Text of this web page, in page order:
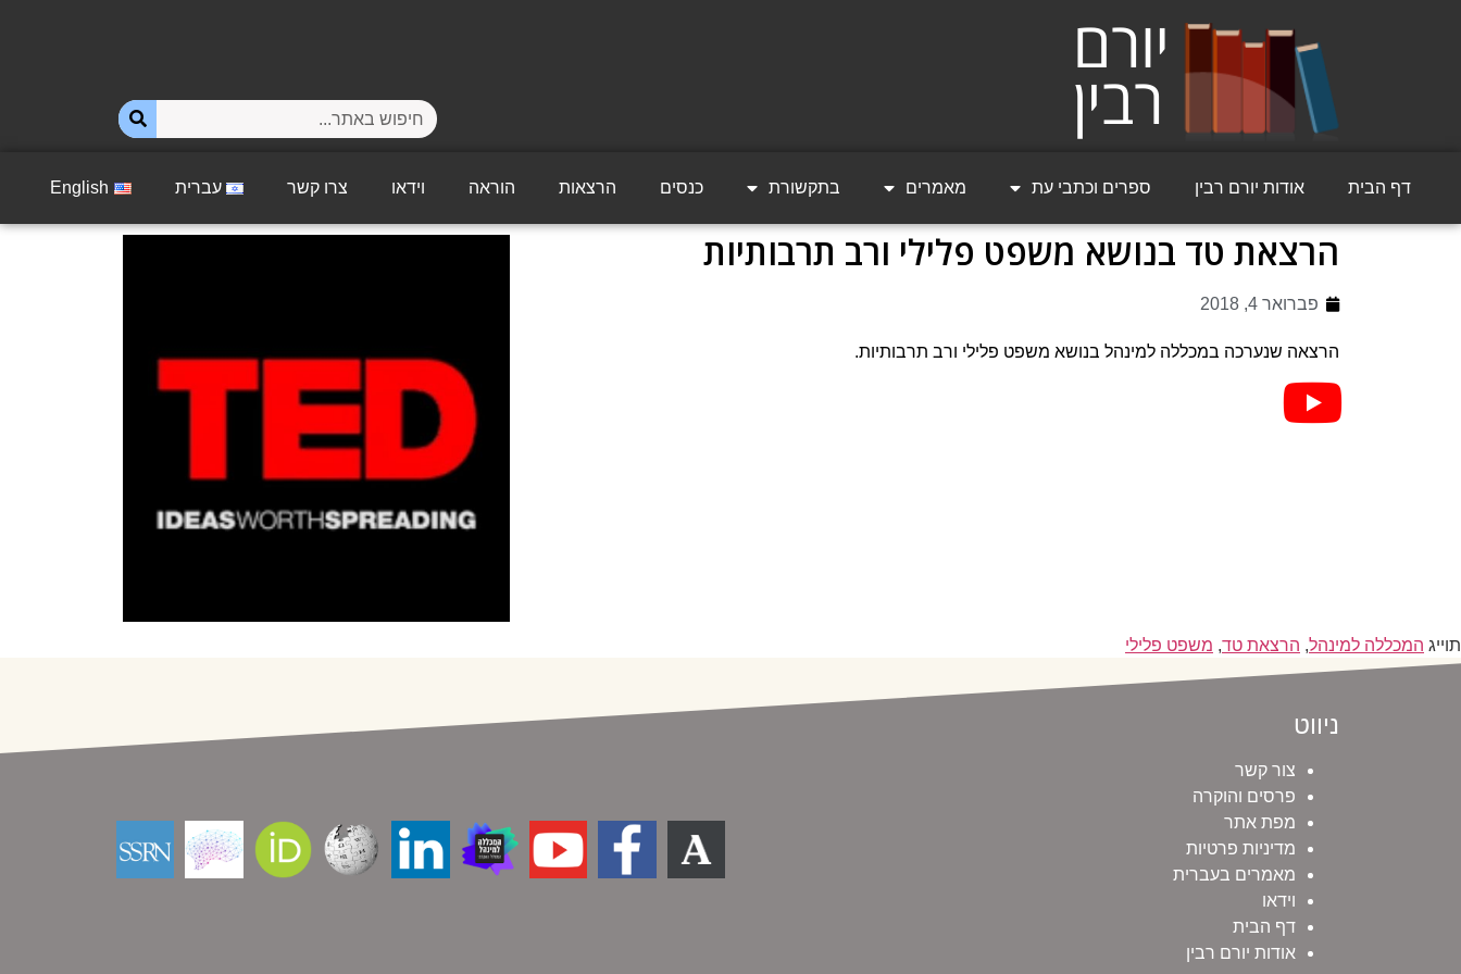
דף הבית אודות יורם רבין ספרים וכתבי עת מאמרים בתקשורת כנסים הרצאות הוראה וידאו צרו קשר עברית English
הרצאת טד בנושא משפט פלילי ורב תרבותיות
פברואר 4, 2018
הרצאה שנערכה במכללה למינהל בנושא משפט פלילי ורב תרבותיות.
תוייג המכללה למינהל, הרצאת טד, משפט פלילי
ניווט
צור קשר
פרסים והוקרה
מפת אתר
מדיניות פרטיות
מאמרים בעברית
וידאו
דף הבית
אודות יורם רבין